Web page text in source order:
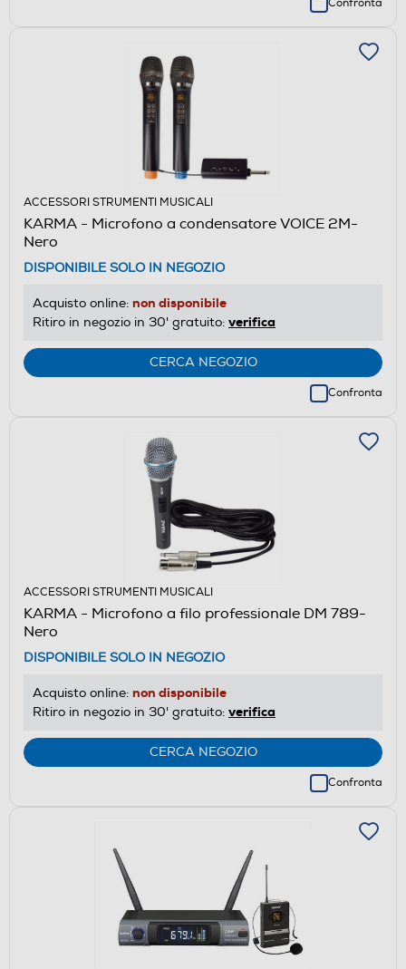
Confronta
ACCESSORI STRUMENTI MUSICALI
KARMA - Microfono a condensatore VOICE 2M-
Nero
DISPONIBILE SOLO IN NEGOZIO
Acquisto online: non disponibile
Ritiro in negozio in 30' gratuito: verifica
CERCA NEGOZIO
Confronta
ACCESSORI STRUMENTI MUSICALI
KARMA - Microfono a filo professionale DM 789-
Nero
DISPONIBILE SOLO IN NEGOZIO
Acquisto online: non disponibile
Ritiro in negozio in 30' gratuito: verifica
CERCA NEGOZIO
Confronta